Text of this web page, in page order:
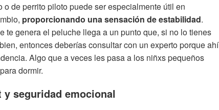
o de perrito piloto puede ser especialmente útil en
proporcionando una sensación de estabilidad.
te genera el peluche llega a un punto que, si no lo tienes
entonces deberías consultar con un experto porque ahí
Algo que a veces les pasa a los niñxs pequeños
dormir.
seguridad emocional